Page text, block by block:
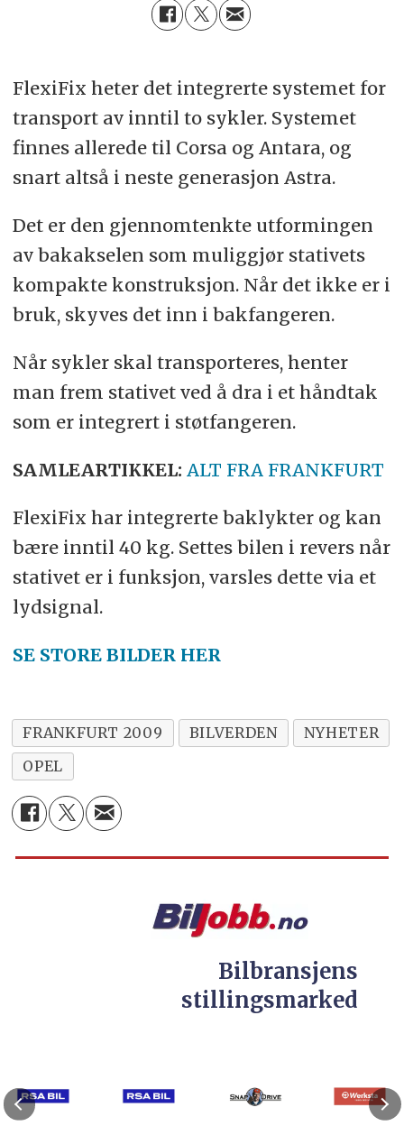
FlexiFix heter det integrerte systemet for
transport av inntil to sykler. Systemet
finnes allerede til Corsa og Antara, og
snart altså i neste generasjon Astra.
Det er den gjennomtenkte utformingen
av bakakselen som muliggjør stativets
kompakte konstruksjon. Når det ikke er i
bruk, skyves det inn i bakfangeren.
Når sykler skal transporteres, henter
man frem stativet ved å dra i et håndtak
som er integrert i støtfangeren.
SAMLEARTIKKEL: ALT FRA FRANKFURT
FlexiFix har integrerte baklykter og kan
bære inntil 40 kg. Settes bilen i revers når
stativet er i funksjon, varsles dette via et
lydsignal.
SE STORE BILDER HER
FRANKFURT 2009 BILVERDEN
NYHETER
OPEL
Bilbransjens
stillingsmarked